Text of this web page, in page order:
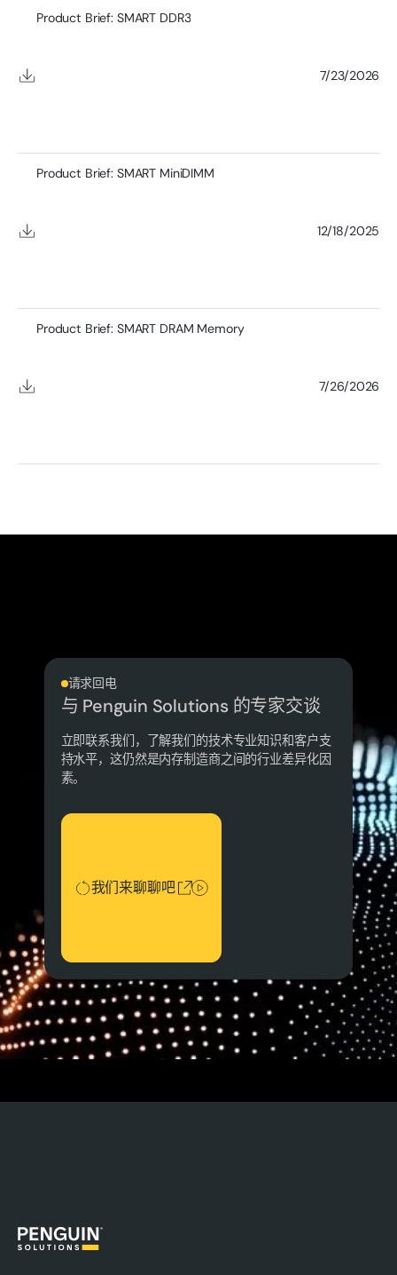
Product Brief: SMART DDR3
7/23/2026
Product Brief: SMART MiniDIMM
12/18/2025
Product Brief: SMART DRAM Memory
7/26/2026
请求回电
与 Penguin Solutions 的专家交谈
立即联系我们，了解我们的技术专业知识和客户支
持水平，这仍然是内存制造商之间的行业差异化因
素。
我们来聊聊吧
我们来聊聊吧